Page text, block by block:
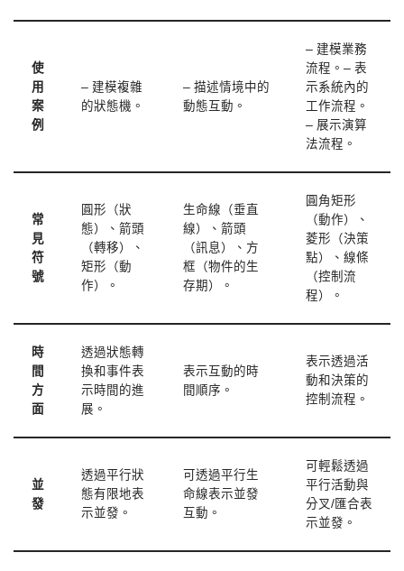
使
用
案
例
– 建模複雜
的狀態機。
– 描述情境中的
動態互動。
– 建模業務
流程。– 表
示系統內的
工作流程。
– 展示演算
法流程。
常
見
符
號
圓形（狀
態）、箭頭
（轉移）、
矩形（動
作）。
生命線（垂直
線）、箭頭
（訊息）、方
框（物件的生
存期）。
圓角矩形
（動作）、
菱形（決策
點）、線條
（控制流
程）。
時
間
方
面
透過狀態轉
換和事件表
示時間的進
展。
表示互動的時
間順序。
表示透過活
動和決策的
控制流程。
並
發
透過平行狀
態有限地表
示並發。
可透過平行生
命線表示並發
互動。
可輕鬆透過
平行活動與
分叉/匯合表
示並發。